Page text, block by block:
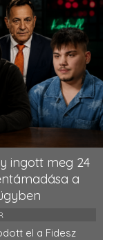
ingott meg 24
a
el a Fidesz